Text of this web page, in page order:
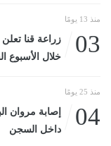
منذ 13 يومًا
03
زراعة قنا
خلال الأسبوع
منذ 25 يومًا
04
إصابة مروان
داخل السجن